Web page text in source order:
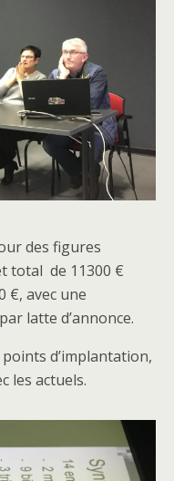
des figures
total de 11300 €
€, avec une
latte d’annonce.
d’implantation,
les actuels.